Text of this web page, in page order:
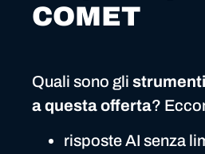
COMET
Quali sono gli
a questa offerta?
risposte AI senza